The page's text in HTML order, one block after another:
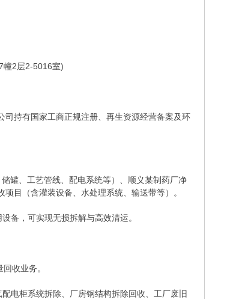
幢2层2-5016室)
持有国家工商正规注册、再生资源经营备案及环
罐、工艺管线、配电系统等）、顺义某制药厂净
目（含灌装设备、水处理系统、输送带等）。
备，可实现无损拆解与高效清运。
收业务。
电柜系统拆除、厂房钢结构拆除回收、工厂废旧